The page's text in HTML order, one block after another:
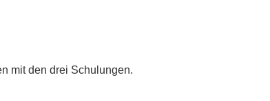
mit den drei Schulungen.